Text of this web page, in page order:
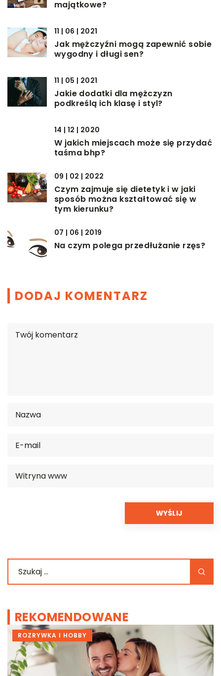
majątkowe?
11 | 06 | 2021
Jak mężczyźni mogą zapewnić sobie
wygodny i długi sen?
11 | 05 | 2021
Jakie dodatki dla mężczyzn
podkreślą ich klasę i styl?
14 | 12 | 2020
W jakich miejscach może się przydać
taśma bhp?
09 | 02 | 2022
Czym zajmuje się dietetyk i w jaki
sposób można kształtować się w
tym kierunku?
07 | 06 | 2019
Na czym polega przedłużanie rzęs?
DODAJ KOMENTARZ
REKOMENDOWANE
ROZRYWKA I HOBBY